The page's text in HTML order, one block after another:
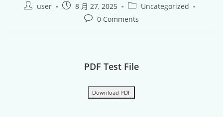
user 8 月 27, 2025
Uncategorized
0 Comments
PDF Test File
Download PDF